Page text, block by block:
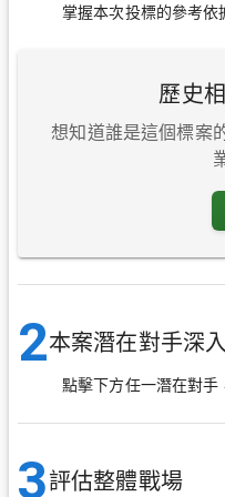
掌握本次投標的參考依
歷史
想知道誰是這個標案
2本案潛在對手深
點擊下方任一潛在對手
3評估整體戰場